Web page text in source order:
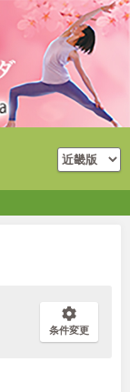
条件変更